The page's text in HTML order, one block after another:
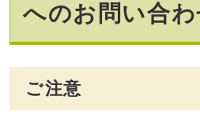
へのお問い合わ
ご注意